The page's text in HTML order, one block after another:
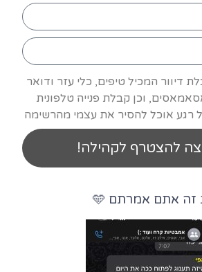
דיוור המכיל טיפים, כלי עזר ודואר
וכן קבלת פנייה טלפונית
רגע אוכל להסיר את עצמי מהרשימה
להצטרף לקהילה!
אתם אמרתם 🩵